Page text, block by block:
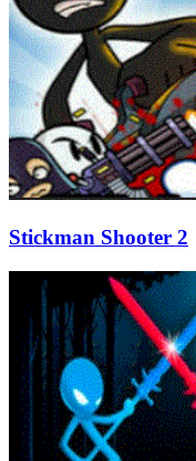
Stickman Shooter 2